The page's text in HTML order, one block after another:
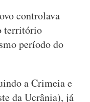
controlava
território
período do
a Crimeia e
da Ucrânia), já